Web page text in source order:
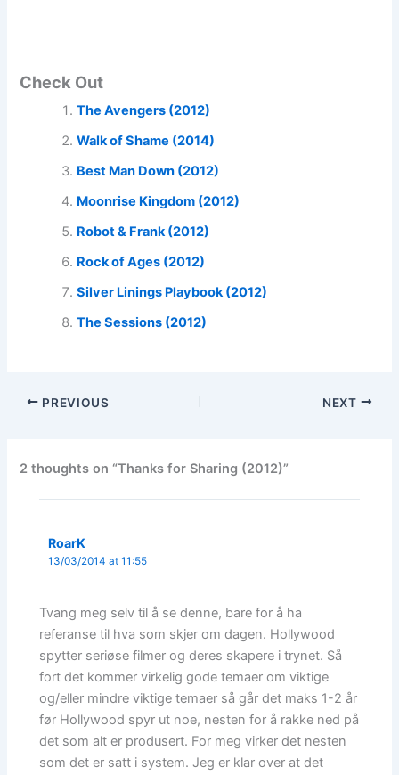
Check Out
The Avengers (2012)
Walk of Shame (2014)
Best Man Down (2012)
Moonrise Kingdom (2012)
Robot & Frank (2012)
Rock of Ages (2012)
Silver Linings Playbook (2012)
The Sessions (2012)
PREVIOUS NEXT
2 thoughts on “Thanks for Sharing (2012)”
RoarK
13/03/2014 at 11:55
Tvang meg selv til å se denne, bare for å ha
referanse til hva som skjer om dagen. Hollywood
spytter seriøse filmer og deres skapere i trynet. Så
fort det kommer virkelig gode temaer om viktige
og/eller mindre viktige temaer så går det maks 1-2 år
før Hollywood spyr ut noe, nesten for å rakke ned på
det som alt er produsert. For meg virker det nesten
som det er satt i system. Jeg er klar over at det